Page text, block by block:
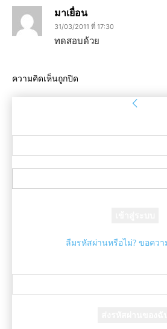
มาเยื่อน
31/03/2011 ที่ 17:30
ทดสอบด้วย
ความคิดเห็นถูกปิด
ลืมรหัสผ่านหรือไม่? ขอควา